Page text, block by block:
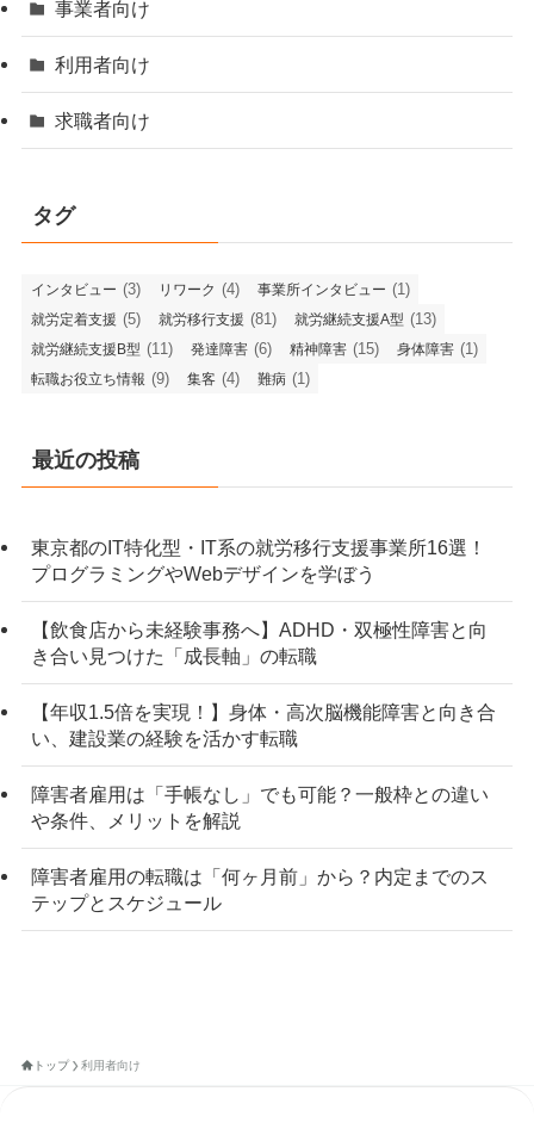
事業者向け
利用者向け
求職者向け
タグ
インタビュー (3) リワーク (4) 事業所インタビュー (1)
就労定着支援 (5) 就労移行支援 (81) 就労継続支援A型 (13)
就労継続支援B型 (11) 発達障害 (6) 精神障害 (15) 身体障害 (1)
転職お役立ち情報 (9) 集客 (4) 難病 (1)
最近の投稿
東京都のIT特化型・IT系の就労移行支援事業所16選！
プログラミングやWebデザインを学ぼう
【飲食店から未経験事務へ】ADHD・双極性障害と向
き合い見つけた「成長軸」の転職
【年収1.5倍を実現！】身体・高次脳機能障害と向き合
い、建設業の経験を活かす転職
障害者雇用は「手帳なし」でも可能？一般枠との違い
や条件、メリットを解説
障害者雇用の転職は「何ヶ月前」から？内定までのス
テップとスケジュール
トップ 利用者向け